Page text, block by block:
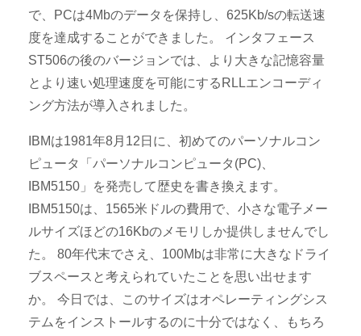
で、PCは4Mbのデータを保持し、625Kb/sの転送速
度を達成することができました。 インタフェース
ST506の後のバージョンでは、より大きな記憶容量
とより速い処理速度を可能にするRLLエンコーディ
ング方法が導入されました。
IBMは1981年8月12日に、初めてのパーソナルコン
ピュータ「パーソナルコンピュータ(PC)、
IBM5150」を発売して歴史を書き換えます。
IBM5150は、1565米ドルの費用で、小さな電子メー
ルサイズほどの16Kbのメモリしか提供しませんでし
た。 80年代末でさえ、100Mbは非常に大きなドライ
ブスペースと考えられていたことを思い出せます
か。 今日では、このサイズはオペレーティングシス
テムをインストールするのに十分ではなく、もちろ